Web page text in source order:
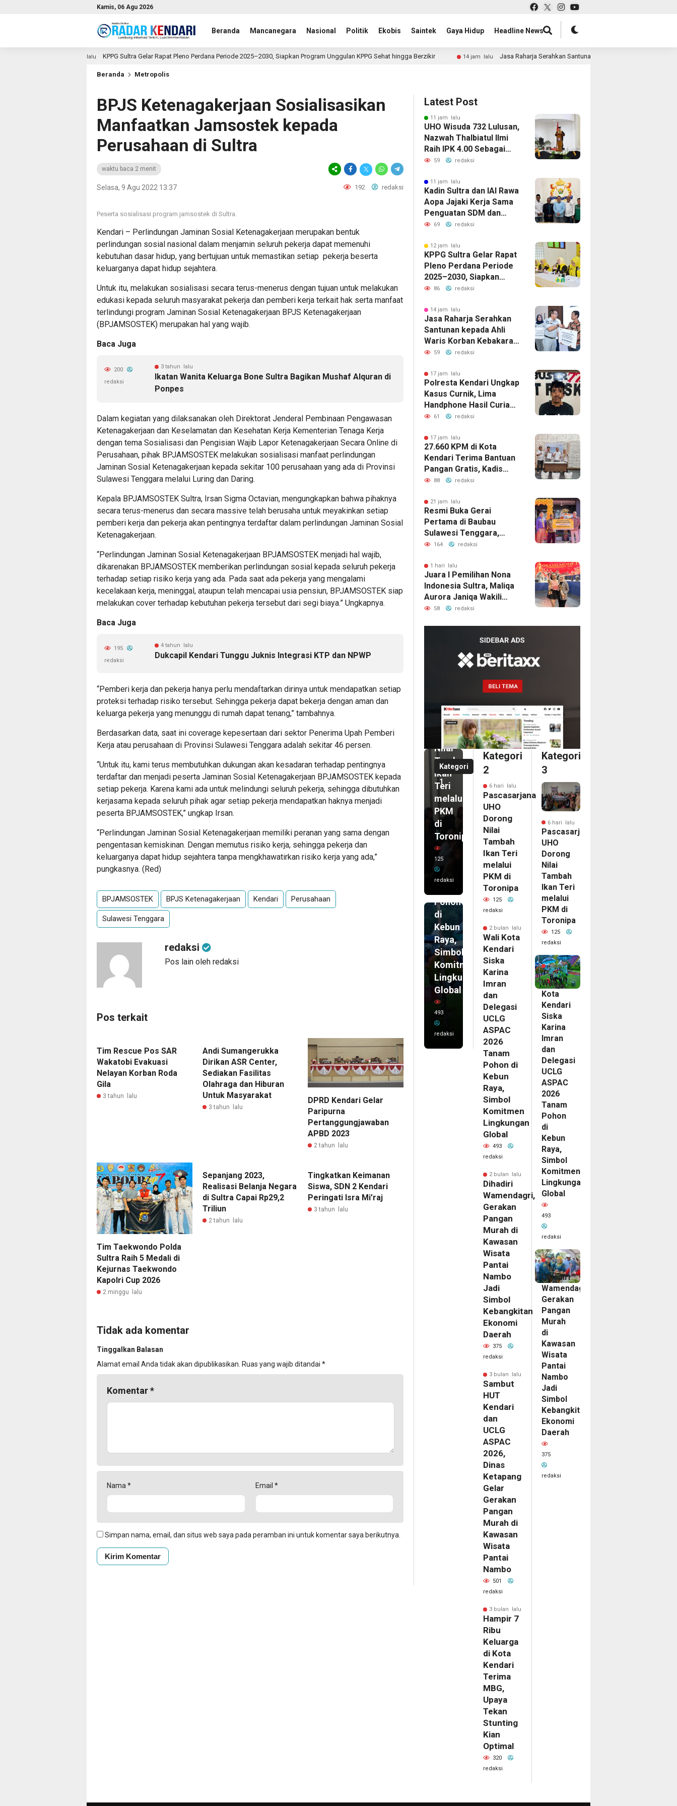
Kamis, 06 Agu 2026
Beranda Mancanegara Nasional Politik Ekobis Saintek Gaya Hidup Headline News
KPPG Sultra Gelar Rapat Pleno Perdana Periode 2025–2030, Siapkan Program Unggulan KPPG Sehat hingga Berzikir 14 jam lalu Jasa Raharja Serahkan Santunan kepada Ahli Waris Korban Kebakaran KM
Beranda Metropolis
BPJS Ketenagakerjaan Sosialisasikan
Manfaatkan Jamsostek kepada
Perusahaan di Sultra
waktu baca 2 menit
Selasa, 9 Agu 2022 13:37 192 redaksi
Peserta sosialisasi program jamsostek di Sultra.
Kendari – Perlindungan Jaminan Sosial Ketenagakerjaan merupakan bentuk
perlindungan sosial nasional dalam menjamin seluruh pekerja dapat memenuhi
kebutuhan dasar hidup, yang bertujuan untuk memastikan setiap pekerja beserta
keluarganya dapat hidup sejahtera.
Untuk itu, melakukan sosialisasi secara terus-menerus dengan tujuan untuk melakukan
edukasi kepada seluruh masyarakat pekerja dan pemberi kerja terkait hak serta manfaat
terlindungi program Jaminan Sosial Ketenagakerjaan BPJS Ketenagakerjaan
(BPJAMSOSTEK) merupakan hal yang wajib.
Baca Juga
3 tahun lalu
Ikatan Wanita Keluarga Bone Sultra Bagikan Mushaf Alquran di
Ponpes
200
redaksi
Dalam kegiatan yang dilaksanakan oleh Direktorat Jenderal Pembinaan Pengawasan
Ketenagakerjaan dan Keselamatan dan Kesehatan Kerja Kementerian Tenaga Kerja
dengan tema Sosialisasi dan Pengisian Wajib Lapor Ketenagakerjaan Secara Online di
Perusahaan, pihak BPJAMSOSTEK melakukan sosialisasi manfaat perlindungan
Jaminan Sosial Ketenagakerjaan kepada sekitar 100 perusahaan yang ada di Provinsi
Sulawesi Tenggara melalui Luring dan Daring.
Kepala BPJAMSOSTEK Sultra, Irsan Sigma Octavian, mengungkapkan bahwa pihaknya
secara terus-menerus dan secara massive telah berusaha untuk meyakinkan setiap
pemberi kerja dan pekerja akan pentingnya terdaftar dalam perlindungan Jaminan Sosial
Ketenagakerjaan.
“Perlindungan Jaminan Sosial Ketenagakerjaan BPJAMSOSTEK menjadi hal wajib,
dikarenakan BPJAMSOSTEK memberikan perlindungan sosial kepada seluruh pekerja
terhadap setiap risiko kerja yang ada. Pada saat ada pekerja yang mengalami
kecelakaan kerja, meninggal, ataupun telah mencapai usia pensiun, BPJAMSOSTEK siap
melakukan cover terhadap kebutuhan pekerja tersebut dari segi biaya.” Ungkapnya.
Baca Juga
4 tahun lalu
Dukcapil Kendari Tunggu Juknis Integrasi KTP dan NPWP
195
redaksi
“Pemberi kerja dan pekerja hanya perlu mendaftarkan dirinya untuk mendapatkan setiap
proteksi terhadap risiko tersebut. Sehingga pekerja dapat bekerja dengan aman dan
keluarga pekerja yang menunggu di rumah dapat tenang,” tambahnya.
Berdasarkan data, saat ini coverage kepesertaan dari sektor Penerima Upah Pemberi
Kerja atau perusahaan di Provinsi Sulawesi Tenggara adalah sekitar 46 persen.
“Untuk itu, kami terus membutuhkan dukungan akan kesadaran terhadap pentingnya
terdaftar dan menjadi peserta Jaminan Sosial Ketenagakerjaan BPJAMSOSTEK kepada
setiap pekerja. Karena kami ada untuk melindungi seluruh pekerja, sehingga dibutuhkan
kerjasama kepada seluruh pihak agar setiap pekerja mendapatkan haknya menjadi
peserta BPJAMSOSTEK,” ungkap Irsan.
“Perlindungan Jaminan Sosial Ketenagakerjaan memiliki peranan yang sama dengan
pengentasan kemiskinan. Dengan memutus risiko kerja, sehingga pekerja dan
keluarganya dapat hidup sejahtera tanpa mengkhawatirkan risiko kerja yang ada,”
pungkasnya. (Red)
BPJAMSOSTEK BPJS Ketenagakerjaan Kendari Perusahaan
Sulawesi Tenggara
redaksi
Pos lain oleh redaksi
Pos terkait
Tim Rescue Pos SAR
Wakatobi Evakuasi
Nelayan Korban Roda
Gila
3 tahun lalu
Andi Sumangerukka
Dirikan ASR Center,
Sediakan Fasilitas
Olahraga dan Hiburan
Untuk Masyarakat
3 tahun lalu
DPRD Kendari Gelar
Paripurna
Pertanggungjawaban
APBD 2023
2 tahun lalu
Tim Taekwondo Polda
Sultra Raih 5 Medali di
Kejurnas Taekwondo
Kapolri Cup 2026
2 minggu lalu
Sepanjang 2023,
Realisasi Belanja Negara
di Sultra Capai Rp29,2
Triliun
2 tahun lalu
Tingkatkan Keimanan
Siswa, SDN 2 Kendari
Peringati Isra Mi’raj
3 tahun lalu
Tidak ada komentar
Tinggalkan Balasan
Alamat email Anda tidak akan dipublikasikan. Ruas yang wajib ditandai *
Komentar*
Nama * Email *
Simpan nama, email, dan situs web saya pada peramban ini untuk komentar saya berikutnya.
Latest Post
11 jam lalu
UHO Wisuda 732 Lulusan,
Nazwah Thalbiatul Ilmi
Raih IPK 4.00 Sebagai
Lulusan Terbaik
59 redaksi
11 jam lalu
Kadin Sultra dan IAI Rawa
Aopa Jajaki Kerja Sama
Penguatan SDM dan
Kewirausahaan
69 redaksi
12 jam lalu
KPPG Sultra Gelar Rapat
Pleno Perdana Periode
2025–2030, Siapkan
Program Unggulan KPPG
86 redaksi
14 jam lalu
Jasa Raharja Serahkan
Santunan kepada Ahli
Waris Korban Kebakaran
KM Mutiara Sentosa II
59 redaksi
17 jam lalu
Polresta Kendari Ungkap
Kasus Curnik, Lima
Handphone Hasil Curian
Berhasil Diamankan
61 redaksi
17 jam lalu
27.660 KPM di Kota
Kendari Terima Bantuan
Pangan Gratis, Kadis
Ketapang Pastikan
88 redaksi
21 jam lalu
Resmi Buka Gerai
Pertama di Baubau
Sulawesi Tenggara,
McDonald’s Indonesia
dan Serap Tenaga Kerja
Lokal
164 redaksi
1 hari lalu
Juara I Pemilihan Nona
Indonesia Sultra, Maliqa
Aurora Janiqa Wakili
Sultra Ke Tingkat
58 redaksi
Kategori
1
Pascasarjana
UHO
Dorong
Nilai
Tambah
Ikan
Teri
melalui
PKM
di
Toronipa
125
redaksi
bulan
lalu
Wali
Kota
Kendari
Siska
Karina
Imran
dan
Delegasi
UCLG
ASPAC
2026
Pohon
di
Kebun
Raya,
Simbol
Komitmen
Lingkungan
Global
493
redaksi
Kategori
2
6 hari lalu
Pascasarjana
UHO
Dorong
Nilai
Tambah
Ikan Teri
melalui
PKM di
Toronipa
125
redaksi
2 bulan lalu
Wali Kota
Kendari
Siska
Karina
Imran
dan
Delegasi
UCLG
ASPAC
2026
Tanam
Pohon di
Kebun
Raya,
Simbol
Komitmen
Lingkungan
Global
493
redaksi
2 bulan lalu
Dihadiri
Wamendagri,
Gerakan
Pangan
Murah di
Kawasan
Wisata
Pantai
Nambo
Jadi
Simbol
Kebangkitan
Ekonomi
Daerah
375
redaksi
3 bulan lalu
Sambut
HUT
Kendari
dan
UCLG
ASPAC
2026,
Dinas
Ketapang
Gelar
Gerakan
Pangan
Murah di
Kawasan
Wisata
Pantai
Nambo
501
redaksi
3 bulan lalu
Hampir 7
Ribu
Keluarga
di Kota
Kendari
Terima
MBG,
Upaya
Tekan
Stunting
Kian
Optimal
320
redaksi
Kategori
3
6 hari lalu
Pascasarjana
UHO
Dorong
Nilai
Tambah
Ikan Teri
melalui
PKM di
Toronipa
125
redaksi
2
bulan
lalu
Wali
Kota
Kendari
Siska
Karina
Imran
dan
Delegasi
UCLG
ASPAC
2026
Tanam
Pohon
di
Kebun
Raya,
Simbol
Komitmen
Lingkungan
Global
493
redaksi
2
bulan
lalu
Dihadiri
Wamendagri,
Gerakan
Pangan
Murah
di
Kawasan
Wisata
Pantai
Nambo
Jadi
Simbol
Kebangkitan
Ekonomi
Daerah
375
redaksi